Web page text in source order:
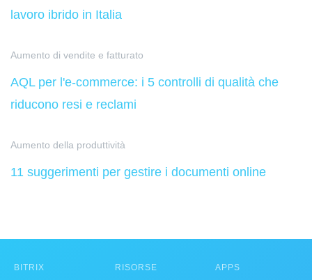
lavoro ibrido in Italia
Aumento di vendite e fatturato
AQL per l'e-commerce: i 5 controlli di qualità che
riducono resi e reclami
Aumento della produttività
11 suggerimenti per gestire i documenti online
BITRIX RISORSE APPS